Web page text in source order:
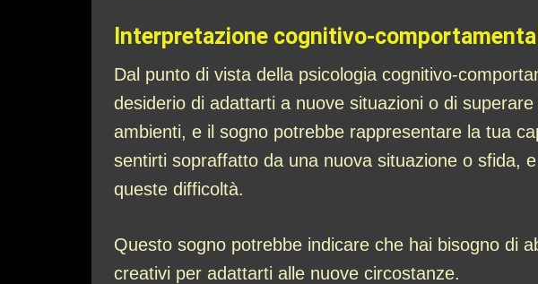
Interpretazione cognitivo-
Dal punto di vista della psicologia cognitivo-
desiderio di adattarti a nuove situazioni o di
ambienti, e il sogno potrebbe rappresentare la tua
sentirti sopraffatto da una nuova situazione o sfida,
queste difficoltà.
Questo sogno potrebbe indicare che hai bisogno di
creativi per adattarti alle nuove circostanze.